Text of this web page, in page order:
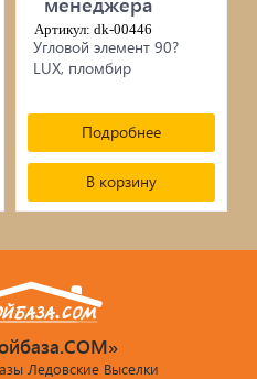
Артикул: dk-00446
Угловой элемент 90?
LUX, пломбир
Подробнее
В корзину
Ледовские Выселки